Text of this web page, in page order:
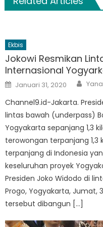
Ekbis
Jokowi Resmikan
Internasional
Posted
on
Januari 31, 2020 Yana
Channel9.id-Jakarta.
lintas bawah (underpass)
Yogyakarta sepanjang 1,3
terowongan terpanjang 1,3
terpanjang di Indonesia
keseluruhan proyek
Presiden Joko Widodo di
Progo, Yogyakarta, Jumat,
tersebut dibangun […]